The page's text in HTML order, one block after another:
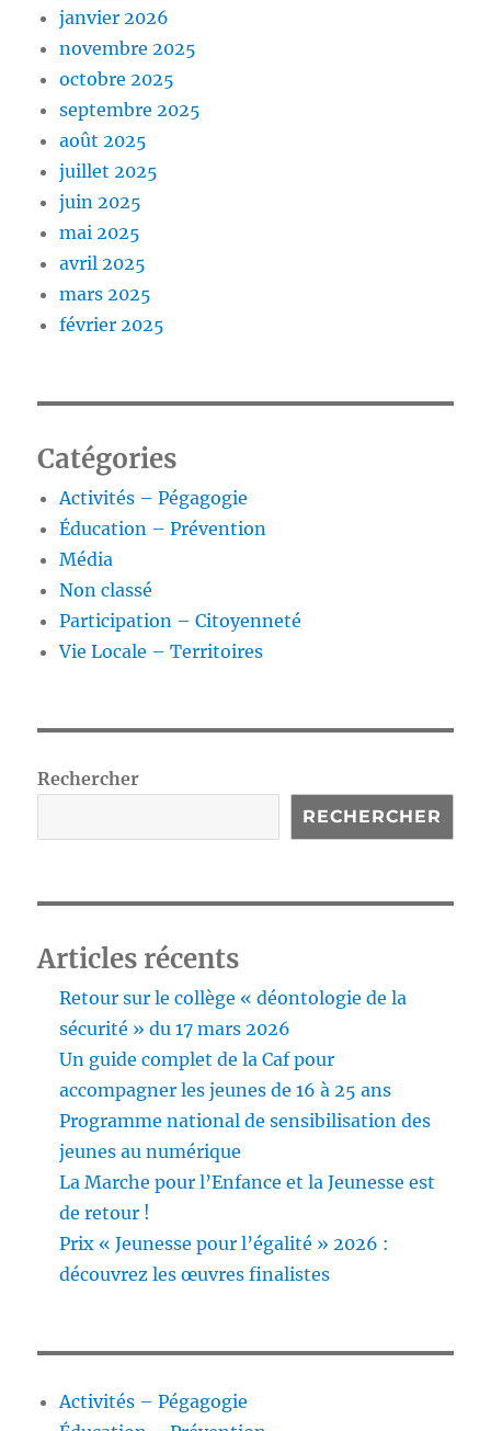
janvier 2026
novembre 2025
octobre 2025
septembre 2025
août 2025
juillet 2025
juin 2025
mai 2025
avril 2025
mars 2025
février 2025
Catégories
Activités – Pégagogie
Éducation – Prévention
Média
Non classé
Participation – Citoyenneté
Vie Locale – Territoires
Rechercher
RECHERCHER
Articles récents
Retour sur le collège « déontologie de la
sécurité » du 17 mars 2026
Un guide complet de la Caf pour
accompagner les jeunes de 16 à 25 ans
Programme national de sensibilisation des
jeunes au numérique
La Marche pour l’Enfance et la Jeunesse est
de retour !
Prix « Jeunesse pour l’égalité » 2026 :
découvrez les œuvres finalistes
Activités – Pégagogie